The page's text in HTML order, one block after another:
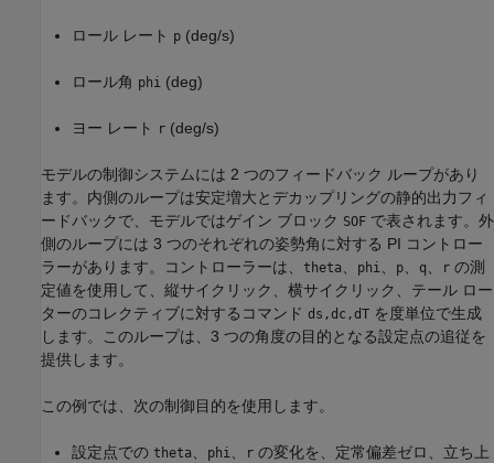
ロール レート p (deg/s)
ロール角 phi (deg)
ヨー レート r (deg/s)
モデルの制御システムには 2 つのフィードバック ループがあり
ます。内側のループは安定増大とデカップリングの静的出力フィ
ードバックで、モデルではゲイン ブロック SOF で表されます。外
側のループには 3 つのそれぞれの姿勢角に対する PI コントロー
ラーがあります。コントローラーは、 theta phi p q r の測
定値を使用して、縦サイクリック、横サイクリック、テール ロー
ターのコレクティブに対するコマンド ds,dc,dT を度単位で生成
します。このループは、3 つの角度の目的となる設定点の追従を
提供します。
この例では、次の制御目的を使用します。
設定点での theta phi r の変化を、定常偏差ゼロ、立ち上